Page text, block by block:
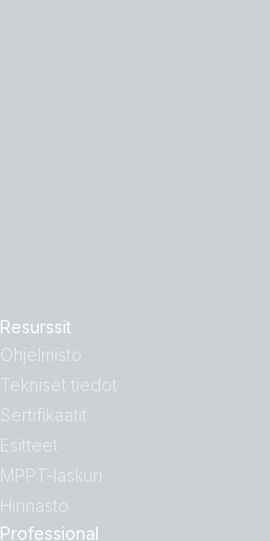
Resurssit
Ohjelmisto
Tekniset tiedot
Sertifikaatit
Esitteet
MPPT-laskuri
Hinnasto
Professional